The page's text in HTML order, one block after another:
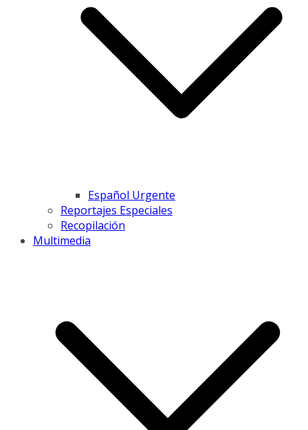
Español Urgente
Reportajes Especiales
Recopilación
Multimedia